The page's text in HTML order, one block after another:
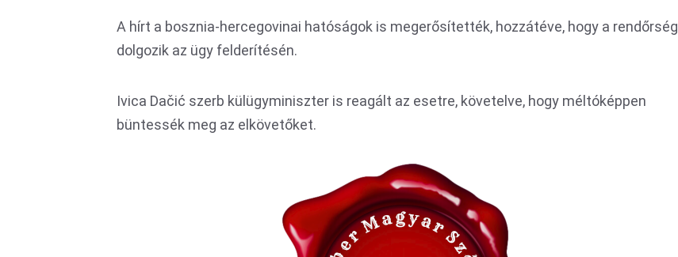
A hírt a bosznia-hercegovinai hatóságok is megerősítették, hozzátéve, hogy a rendőrség
dolgozik az ügy felderítésén.
Ivica Dačić szerb külügyminiszter is reagált az esetre, követelve, hogy méltóképpen
büntessék meg az elkövetőket.